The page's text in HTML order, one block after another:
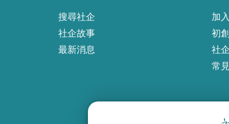
搜尋社企
社企故事
最新消息
加
初
社
常